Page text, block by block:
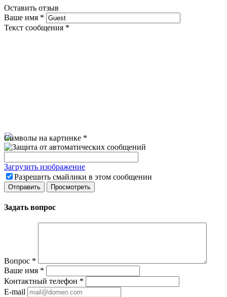
Оставить отзыв
Ваше имя *
Текст сообщения *
Символы на картинке *
Загрузить изображение
Разрешить смайлики в этом сообщении
Задать вопрос
Вопрос *
Ваше имя *
Контактный телефон *
E-mail